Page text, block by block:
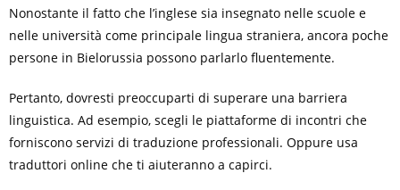
Nonostante il fatto che l’inglese sia insegnato nelle scuole e
nelle università come principale lingua straniera, ancora poche
persone in Bielorussia possono parlarlo fluentemente.
Pertanto, dovresti preoccuparti di superare una barriera
linguistica. Ad esempio, scegli le piattaforme di incontri che
forniscono servizi di traduzione professionali. Oppure usa
traduttori online che ti aiuteranno a capirci.